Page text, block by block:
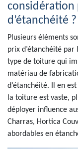
considération
d’étanchéité ?
Plusieurs éléments
prix d’étanchéité par
type de toiture qui
matériau de
d’étanchéité. Il en
la toiture est vaste,
déployer influence
Charras, Hortica
abordables en